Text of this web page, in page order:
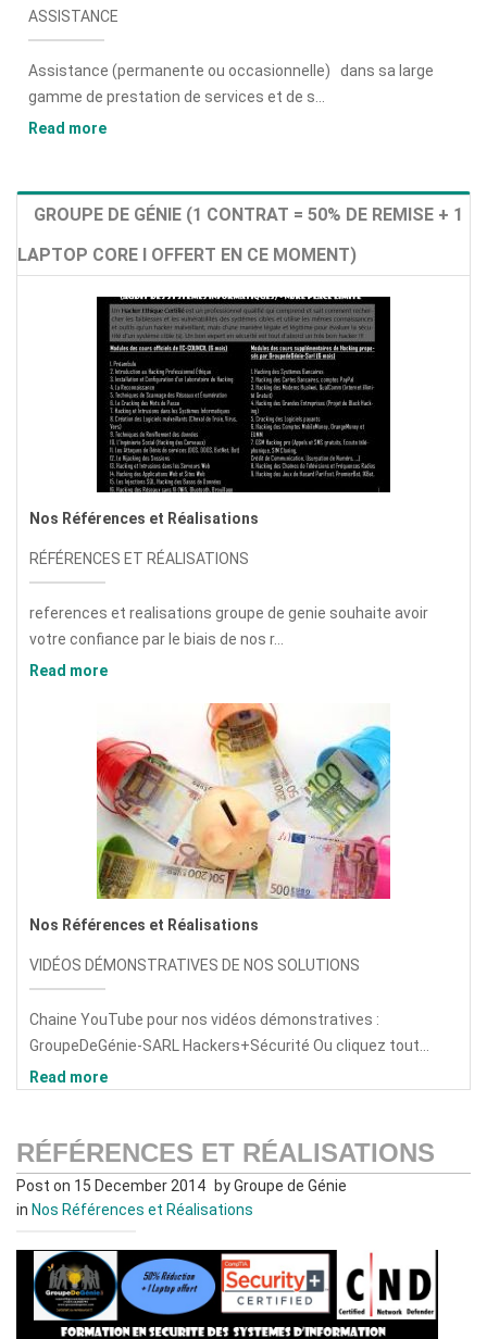
ASSISTANCE
Assistance (permanente ou occasionnelle) dans sa large
gamme de prestation de services et de s...
Read more
GROUPE DE GÉNIE (1 CONTRAT = 50% DE REMISE + 1
LAPTOP CORE I OFFERT EN CE MOMENT)
Nos Références et Réalisations
RÉFÉRENCES ET RÉALISATIONS
references et realisations groupe de genie souhaite avoir
votre confiance par le biais de nos r...
Read more
Nos Références et Réalisations
VIDÉOS DÉMONSTRATIVES DE NOS SOLUTIONS
Chaine YouTube pour nos vidéos démonstratives :
GroupeDeGénie-SARL Hackers+Sécurité Ou cliquez tout...
Read more
RÉFÉRENCES ET RÉALISATIONS
Post on 15 December 2014
by Groupe de Génie
in Nos Références et Réalisations